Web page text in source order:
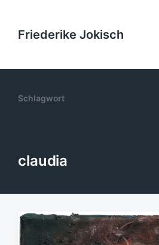
Friederike Jokisch
Schlagwort
claudia